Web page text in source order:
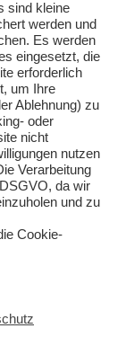
oder Kollegen
StBerG
sind kleine
werden und
Es werden
eingesetzt, die
erforderlich
um Ihre
Ablehnung) zu
oder
nicht
nutzen
Verarbeitung
da wir
und zu
Cookie-